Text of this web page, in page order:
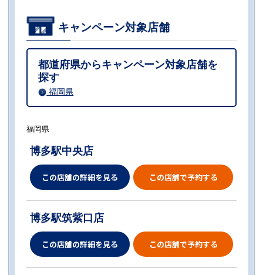
キャンペーン対象店舗
都道府県からキャンペーン対象店舗を
探す
福岡県
福岡県
博多駅中央店
この店舗の詳細を見る この店舗で予約する
博多駅筑紫口店
この店舗の詳細を見る この店舗で予約する